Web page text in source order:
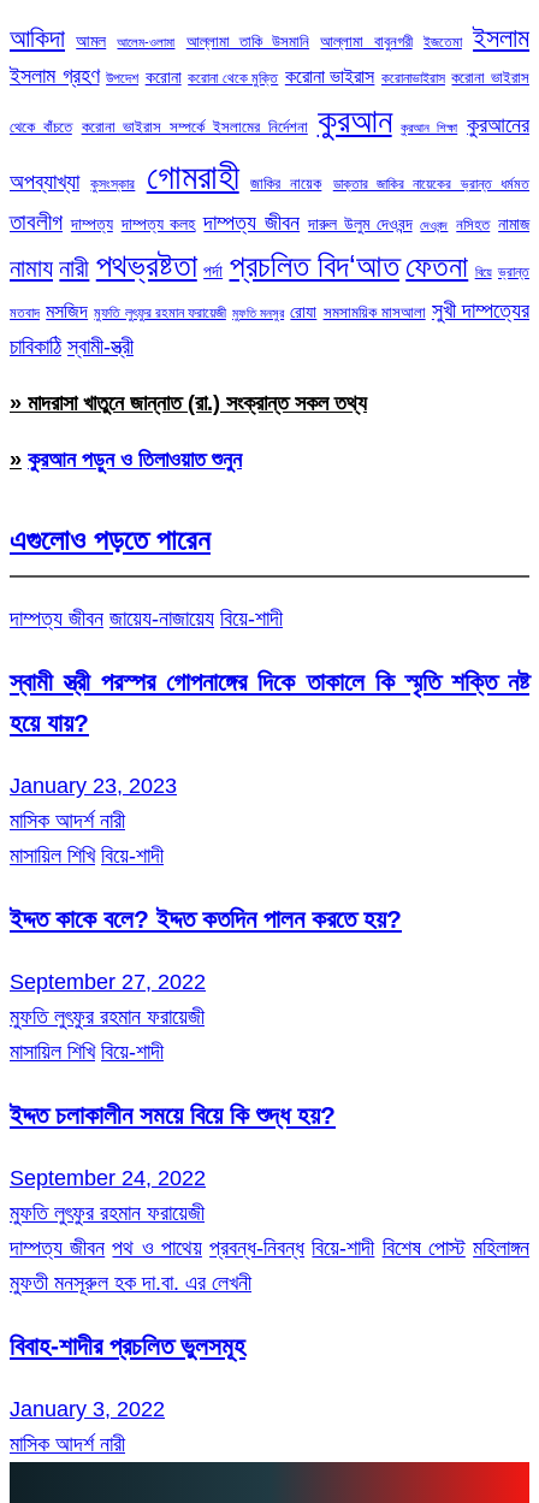
আকিদা আমল আলেম-ওলামা আল্লামা তাকি উসমানি আল্লামা বাবুনগরী ইজতেমা ইসলাম
ইসলাম গ্রহণ উপদেশ করোনা করোনা থেকে মুক্তি করোনা ভাইরাস করোনাভাইরাস করোনা ভাইরাস
থেকে বাঁচতে করোনা ভাইরাস সম্পর্কে ইসলামের নির্দেশনা কুরআন কুরআন শিক্ষা কুরআনের
অপব্যাখ্যা কুসংস্কার গোমরাহী জাকির নায়েক ডাক্তার জাকির নায়েকের ভ্রান্ত ধর্মমত
তাবলীগ দাম্পত্য দাম্পত্য কলহ দাম্পত্য জীবন দারুল উলুম দেওবন্দ দেওবন্দ নসিহত নামাজ
নামায নারী পথভ্রষ্টতা পর্দা প্রচলিত বিদ‘আত ফেতনা বিয়ে ভ্রান্ত
মতবাদ মসজিদ মুফতি লুৎফুর রহমান ফরায়েজী মুফতি মনসুর রোযা সমসাময়িক মাসআলা সুখী দাম্পত্যের
চাবিকাঠি স্বামী-স্ত্রী
» মাদরাসা খাতুনে জান্নাত (রা.) সংক্রান্ত সকল তথ্য
» কুরআন পড়ুন ও তিলাওয়াত শুনুন
এগুলোও পড়তে পারেন
দাম্পত্য জীবন জায়েয-নাজায়েয বিয়ে-শাদী
স্বামী স্ত্রী পরস্পর গোপনাঙ্গের দিকে তাকালে কি স্মৃতি শক্তি নষ্ট
হয়ে যায়?
January 23, 2023
মাসিক আদর্শ নারী
মাসায়িল শিখি বিয়ে-শাদী
ইদ্দত কাকে বলে? ইদ্দত কতদিন পালন করতে হয়?
September 27, 2022
মুফতি লুৎফুর রহমান ফরায়েজী
মাসায়িল শিখি বিয়ে-শাদী
ইদ্দত চলাকালীন সময়ে বিয়ে কি শুদ্ধ হয়?
September 24, 2022
মুফতি লুৎফুর রহমান ফরায়েজী
দাম্পত্য জীবন পথ ও পাথেয় প্রবন্ধ-নিবন্ধ বিয়ে-শাদী বিশেষ পোস্ট মহিলাঙ্গন
মুফতী মনসূরুল হক দা.বা. এর লেখনী
বিবাহ-শাদীর প্রচলিত ভুলসমূহ
January 3, 2022
মাসিক আদর্শ নারী